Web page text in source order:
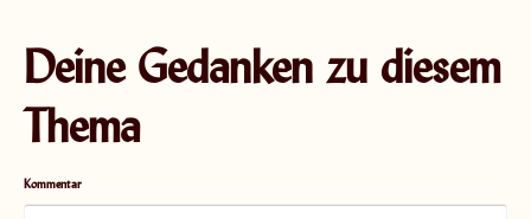
Deine Gedanken zu diesem
Thema
Kommentar